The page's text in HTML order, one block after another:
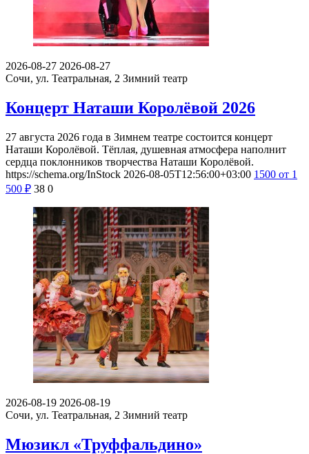
2026-08-27 2026-08-27
Сочи, ул. Театральная, 2 Зимний театр
Концерт Наташи Королёвой 2026
27 августа 2026 года в Зимнем театре состоится концерт
Наташи Королёвой. Тёплая, душевная атмосфера наполнит
сердца поклонников творчества Наташи Королёвой.
https://schema.org/InStock 2026-08-05T12:56:00+03:00 1500 от 1
500 ₽ 38 0
2026-08-19 2026-08-19
Сочи, ул. Театральная, 2 Зимний театр
Мюзикл «Труффальдино»